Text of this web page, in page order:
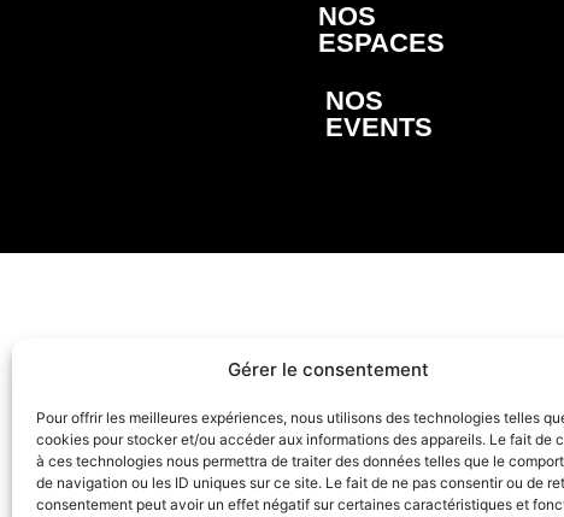
Gérer le consentement
Pour offrir les meilleures expériences, nous utilisons des technologies telles
cookies pour stocker et/ou accéder aux informations des appareils. Le fait de
à ces technologies nous permettra de traiter des données telles que le
de navigation ou les ID uniques sur ce site. Le fait de ne pas consentir ou de
consentement peut avoir un effet négatif sur certaines caractéristiques et
NOS
ESPACES
NOS
EVENTS